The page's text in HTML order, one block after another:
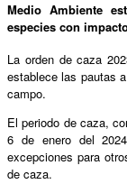
Medio Ambiente
especies con
La orden de caza
establece las pautas
campo.
El periodo de caza,
6 de enero del
excepciones para
de caza.